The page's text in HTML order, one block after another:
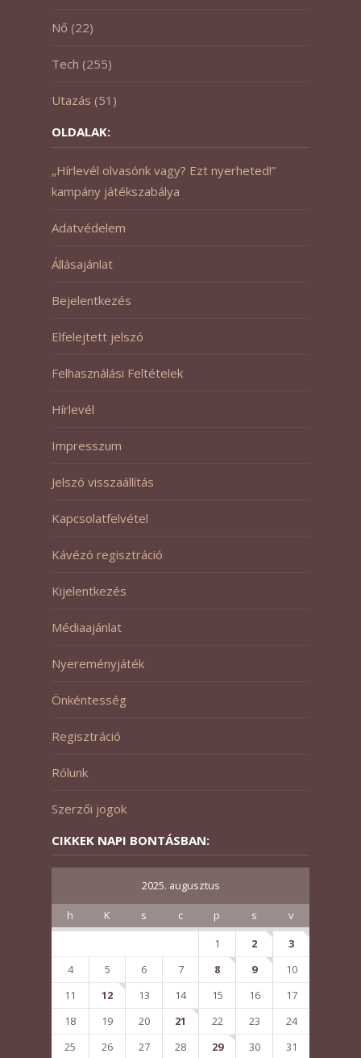
Nő (22)
Tech (255)
Utazás (51)
OLDALAK:
„Hírlevél olvasónk vagy? Ezt nyerheted!”
kampány játékszabálya
Adatvédelem
Állásajánlat
Bejelentkezés
Elfelejtett jelszó
Felhasználási Feltételek
Hírlevél
Impresszum
Jelszó visszaállítás
Kapcsolatfelvétel
Kávézó regisztráció
Kijelentkezés
Médiaajánlat
Nyereményjáték
Önkéntesség
Regisztráció
Rólunk
Szerzői jogok
CIKKEK NAPI BONTÁSBAN:
2025. augusztus
h K s c p s
v
1
2
3
4
5 6 7 8 9
10
11
12 13 14 15 16
17
18
19 20 21 22 23
24
25
26 27 28 29 30 31